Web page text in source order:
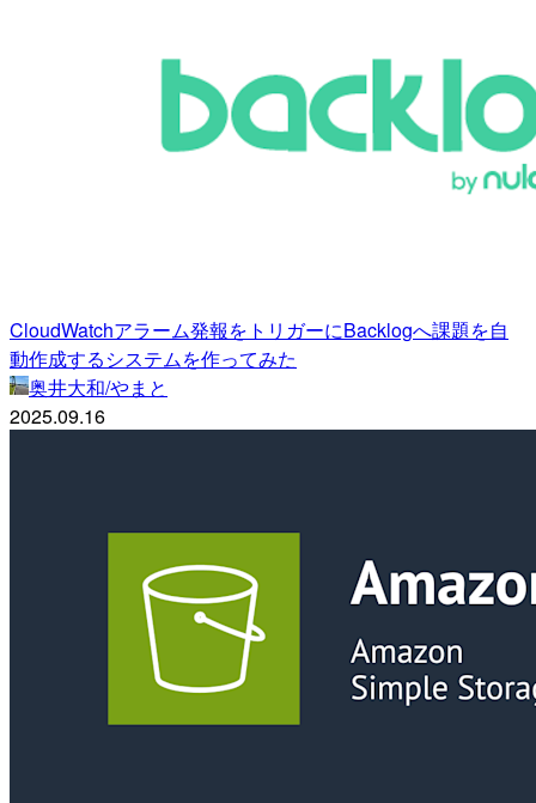
CloudWatchアラーム発報をトリガーにBacklogへ課題を自
動作成するシステムを作ってみた
奥井大和/やまと
2025.09.16